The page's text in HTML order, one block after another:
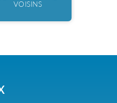
VOISINS